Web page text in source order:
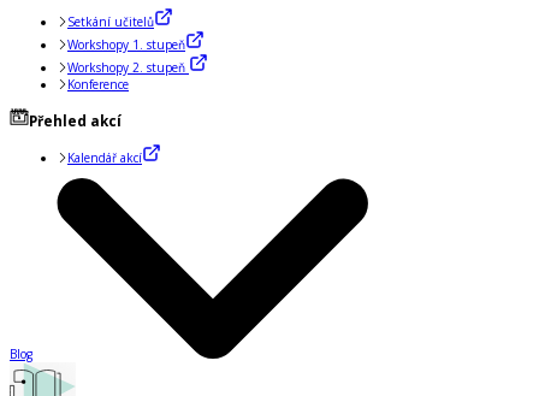
Setkání učitelů
Workshopy 1. stupeň
Workshopy 2. stupeň
Konference
Přehled akcí
Kalendář akcí
Blog